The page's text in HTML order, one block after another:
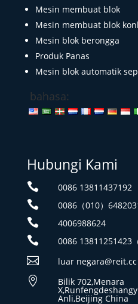
Mesin membuat blok
Mesin membuat blok
Mesin blok berongga
Produk Panas
Mesin blok automatik
bahasa:
Hubungi Kami
 0086 13811437192
 0086（010）
 4006988624
 0086 13811251423
 luar negara@reit.cc
 Bilik 702,Menara
Anli,Beijing China